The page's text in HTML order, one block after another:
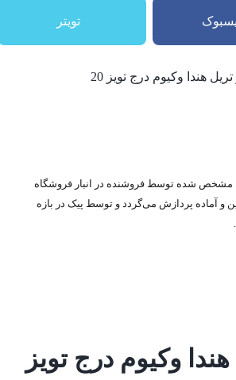
تویتر
هندا وکیوم درج تویز 20
مشخص شده توسط فروشنده در انبار فروشگاه
و آماده پردازش می‌گردد و توسط پیک در بازه
وکیوم درج تویز